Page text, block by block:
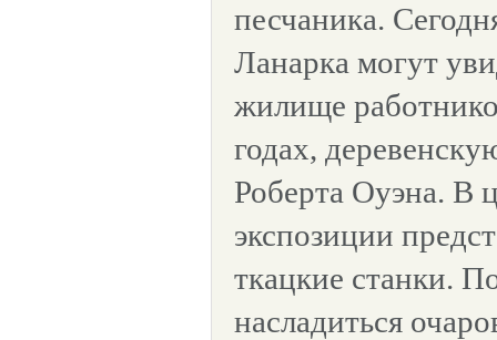
песчаника.
Ланарка могут
жилище
годах,
Роберта Оуэна. В
экспозиции
ткацкие станки.
насладиться